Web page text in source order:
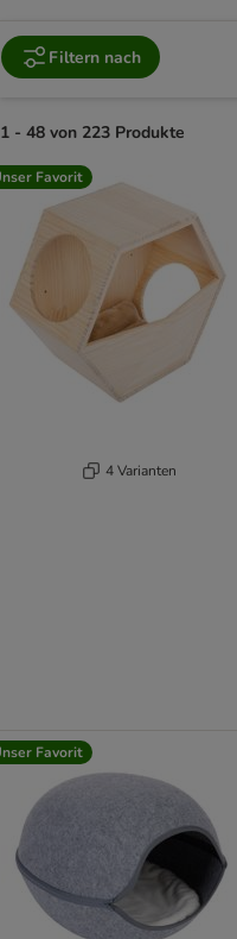
Filtern nach
1 - 48 von 223 Produkte
product items have been changed
Favorit
4 Varianten
Favorit